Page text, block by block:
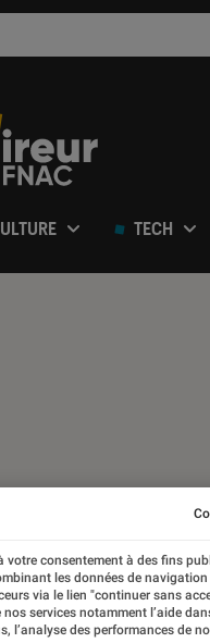
TECH
votre consentement à des fins
les données de navigation
via le lien "continuer sans
services notamment l’aide
l’analyse des performances de